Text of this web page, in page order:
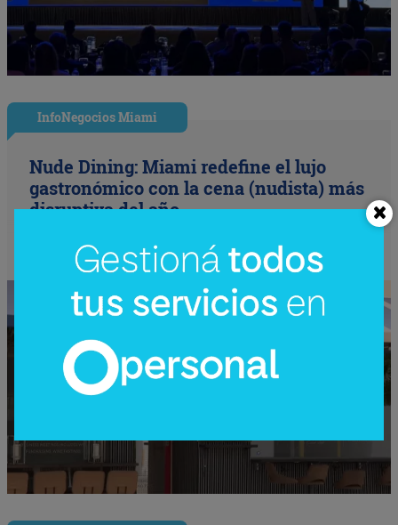
InfoNegocios Miami
Nude Dining: Miami redefine el lujo
gastronómico con la cena (nudista) más
disruptiva del año